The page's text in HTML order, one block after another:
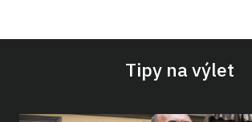
Tipy na výlet